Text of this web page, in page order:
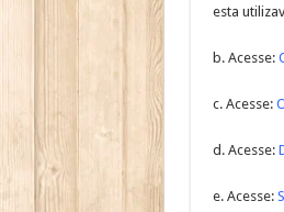
esta
b. Acesse:
c. Acesse:
d. Acesse:
e. Acesse: